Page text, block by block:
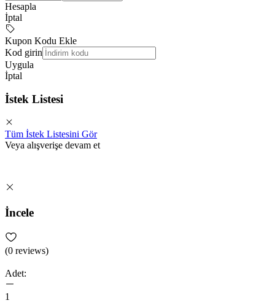
Hesapla
İptal
Kupon Kodu Ekle
Kod girin
Uygula
İptal
İstek Listesi
Tüm İstek Listesini Gör
Veya alışverişe devam et
İncele
(0 reviews)
Adet:
1